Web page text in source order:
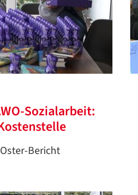
Sozialarbeit:
Bericht